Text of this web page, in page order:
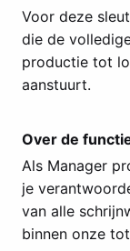
Voor deze
die de
productie tot
aanstuurt.
Over de
Als Manager
je
van alle
binnen onze